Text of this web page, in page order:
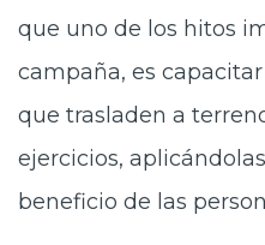
que uno de los hitos
campaña, es
que trasladen a
ejercicios,
beneficio de las